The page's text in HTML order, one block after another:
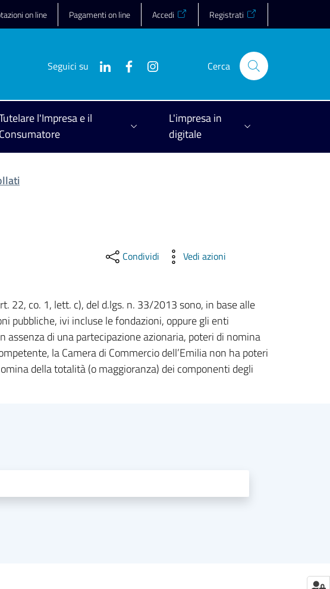
on line Pagamenti on line Accedi Registrati
Seguici su Cerca
l'Impresa e il
Consumatore
L'impresa in
digitale
Condividi Vedi azioni
22, co. 1, lett. c), del d.lgs. n. 33/2013 sono, in base alle
pubbliche, ivi incluse le fondazioni, oppure gli enti
di una partecipazione azionaria, poteri di nomina
la Camera di Commercio dell’Emilia non ha poteri
della totalità (o maggioranza) dei componenti degli